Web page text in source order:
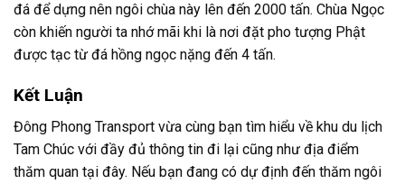
đá để dựng nên ngôi chùa này lên đến 2000 tấn. Chùa Ngọc
còn khiến người ta nhớ mãi khi là nơi đặt pho tượng Phật
được tạc từ đá hồng ngọc nặng đến 4 tấn.
Kết Luận
Đông Phong Transport vừa cùng bạn tìm hiểu về khu du lịch
Tam Chúc với đầy đủ thông tin đi lại cũng như địa điểm
thăm quan tại đây. Nếu bạn đang có dự định đến thăm ngôi